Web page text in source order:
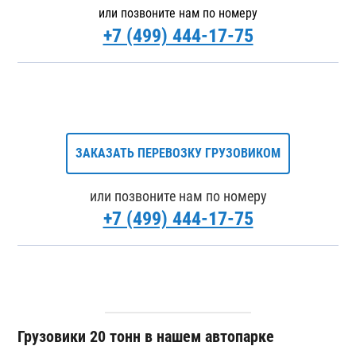
или позвоните нам по номеру
+7 (499) 444-17-75
ЗАКАЗАТЬ ПЕРЕВОЗКУ ГРУЗОВИКОМ
или позвоните нам по номеру
+7 (499) 444-17-75
Грузовики 20 тонн в нашем автопарке